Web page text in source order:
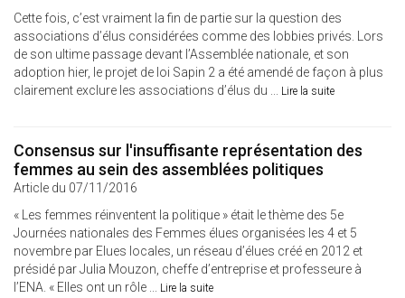
Cette fois, c’est vraiment la fin de partie sur la question des
associations d’élus considérées comme des lobbies privés. Lors
de son ultime passage devant l’Assemblée nationale, et son
adoption hier, le projet de loi Sapin 2 a été amendé de façon à plus
clairement exclure les associations d’élus du ... Lire la suite
Consensus sur l'insuffisante représentation des
femmes au sein des assemblées politiques
Article du 07/11/2016
« Les femmes réinventent la politique » était le thème des 5e
Journées nationales des Femmes élues organisées les 4 et 5
novembre par Elues locales, un réseau d’élues créé en 2012 et
présidé par Julia Mouzon, cheffe d’entreprise et professeure à
l’ENA. « Elles ont un rôle ... Lire la suite